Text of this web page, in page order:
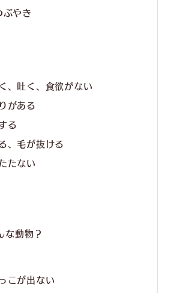
やき
、吐く、食欲がない
がある
る
、毛が抜ける
たない
な動物？
こが出ない